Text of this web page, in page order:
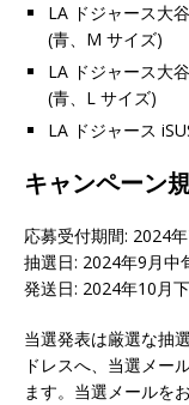
LA ドジャース大
(青、M サイズ)
LA ドジャース大
(青、L サイズ)
LA ドジャース
キャンペーン
応募受付期間: 2024
抽選日: 2024年9月中
発送日: 2024年10月
当選発表は厳選な抽
ドレスへ、当選メー
ます。当選メールを